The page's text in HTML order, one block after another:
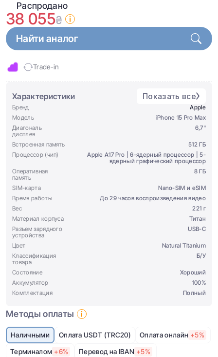
Распродано
38 055₴
Найти аналог
Trade-in
Характеристики Показать все
Бренд
Apple
Модель
iPhone 15 Pro Max
Диагональ
дисплея
6,7"
Встроенная память
512 ГБ
Процессор (чип)
Apple A17 Pro | 6-ядерный процессор | 5-
ядерный графический процессор
Оперативная
память
8 ГБ
SIM-карта
Nano-SIM и eSIM
Время работы
До 29 часов воспроизведения видео
Вес
221 г
Материал корпуса
Титан
Разъем зарядного
устройства
USB-C
Цвет
Natural Titanium
Классификация
товара
Б/У
Состояние
Хороший
Аккумулятор
100%
Комплектация
Полный
Методы оплаты
Наличными Оплата USDT (TRC20) Оплата онлайн +5%
Терминалом +6% Перевод на IBAN +5%